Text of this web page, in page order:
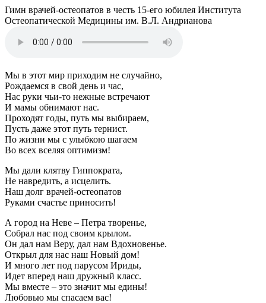
Гимн врачей-остеопатов в честь 15-его юбилея Института
Остеопатической Медицины им. В.Л. Андрианова
Мы в этот мир приходим не случайно,
Рождаемся в свой день и час,
Нас руки чьи-то нежные встречают
И мамы обнимают нас.
Проходят годы, путь мы выбираем,
Пусть даже этот путь тернист.
По жизни мы с улыбкою шагаем
Во всех вселяя оптимизм!
Мы дали клятву Гиппократа,
Не навредить, а исцелить.
Наш долг врачей-остеопатов
Руками счастье приносить!
А город на Неве – Петра творенье,
Собрал нас под своим крылом.
Он дал нам Веру, дал нам Вдохновенье.
Открыл для нас наш Новый дом!
И много лет под парусом Ириды,
Идет вперед наш дружный класс.
Мы вместе – это значит мы едины!
Любовью мы спасаем вас!